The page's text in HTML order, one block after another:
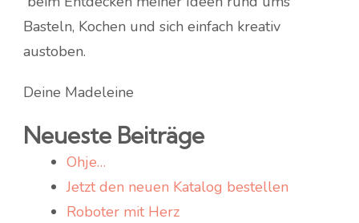
Basteln, Kochen und sich einfach kreativ
austoben.
Deine Madeleine
Neueste Beiträge
Ohje…
Jetzt den neuen Katalog bestellen
Roboter mit Herz